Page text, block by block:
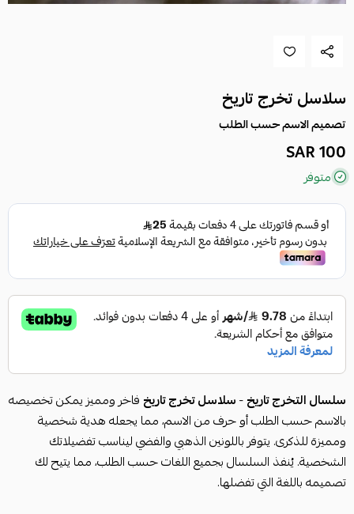
سلاسل تخرج تاريخ
تصميم الاسم حسب الطلب
100 SAR
متوفر
سلسال التخرج تاريخ-سلاسل تخرج تاريخ فاخر ومميز يمكن تخصيصه
بالاسم حسب الطلب أو حرف من الاسم، مما يجعله هدية شخصية
ومميزة للذكرى. يتوفر باللونين الذهبي والفضي ليناسب تفضيلاتك
الشخصية. يُنفذ السلسال بجميع اللغات حسب الطلب، مما يتيح لك
تصميمه باللغة التي تفضلها.